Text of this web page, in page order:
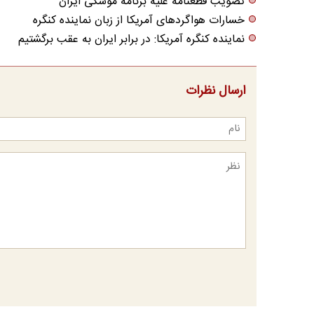
خسارات هواگردهای آمریکا از زبان نماینده کنگره
نماینده کنگره آمریکا: در برابر ایران به عقب برگشتیم
ارسال نظرات